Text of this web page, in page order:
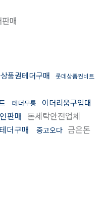
매
품권테더구매
롯데상품권비트
테더무통
이더리움구입대
판매 돈세탁안전업체
더구매 중고오다 금은돈